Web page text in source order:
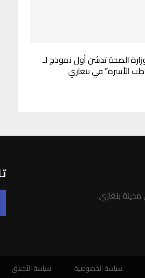
الصحة تدشن أول نموذج لـ
الأسرة” في بنغازي
سياسة الخصوصية سياسة الأخلاق